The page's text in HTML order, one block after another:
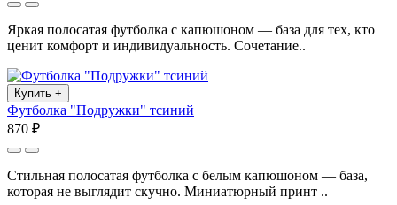
Яркая полосатая футболка с капюшоном — база для тех, кто
ценит комфорт и индивидуальность. Сочетание..
Купить +
Футболка "Подружки" тсиний
870 ₽
Стильная полосатая футболка с белым капюшоном — база,
которая не выглядит скучно. Миниатюрный принт ..